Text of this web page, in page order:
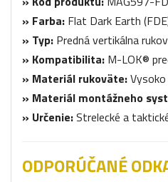
» Farba: Flat Dark Earth
» Typ: Predná vertikálna
» Kompatibilita: M-LOK®
» Materiál rukoväte:
» Materiál montážneho
» Určenie:Strelecké a
ODPORÚČANÉ